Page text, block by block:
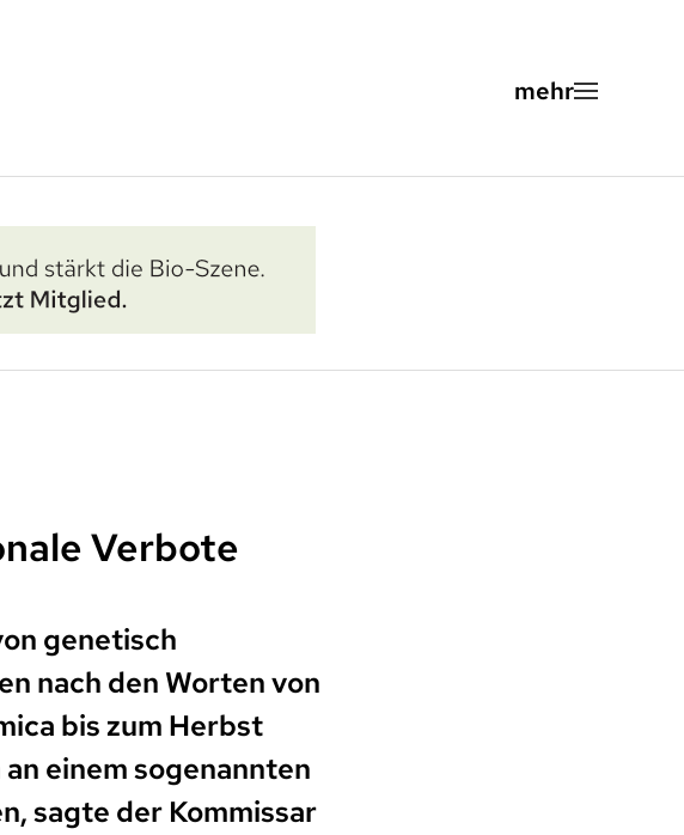
Verbote
genetisch
nach den Worten von
bis zum Herbst
einem sogenannten
sagte der Kommissar